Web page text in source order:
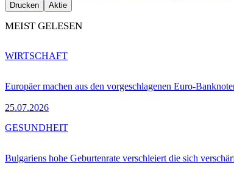
Drucken Aktie
MEIST GELESEN
Europäer machen aus den vorgeschlagenen Euro-
25.07.2026
WIRTSCHAFT
Bulgariens hohe Geburtenrate verschleiert die sich
GESUNDHEIT